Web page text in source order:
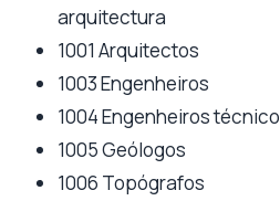
arquitectura
1001 Arquitectos
1003 Engenheiros
1004 Engenheiros
1005 Geólogos
1006 Topógrafos